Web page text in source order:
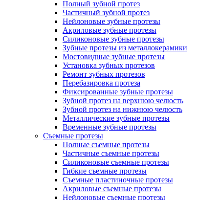
Полный зубной протез
Частичный зубной протез
Нейлоновые зубные протезы
Акриловые зубные протезы
Силиконовые зубные протезы
Зубные протезы из металлокерамики
Мостовидные зубные протезы
Установка зубных протезов
Ремонт зубных протезов
Перебазировка протеза
Фиксированные зубные протезы
Зубной протез на верхнюю челюсть
Зубной протез на нижнюю челюсть
Металлические зубные протезы
Временные зубные протезы
Съемные протезы
Полные съемные протезы
Частичные съемные протезы
Силиконовые съемные протезы
Гибкие съемные протезы
Съемные пластиночные протезы
Акриловые съемные протезы
Нейлоновые съемные протезы